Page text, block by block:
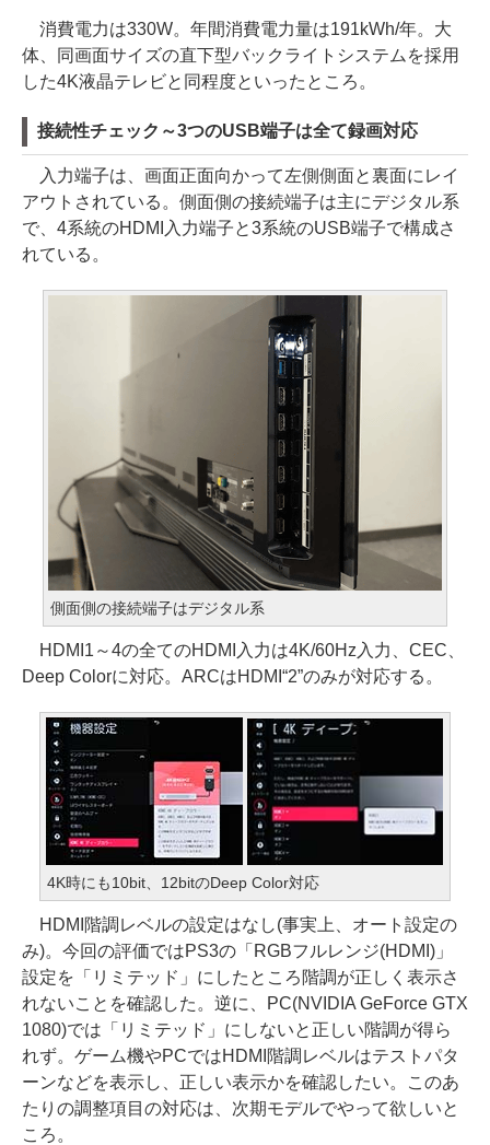
消費電力は330W。年間消費電力量は191kWh/年。大
体、同画面サイズの直下型バックライトシステムを採用
した4K液晶テレビと同程度といったところ。
接続性チェック～3つのUSB端子は全て録画対応
入力端子は、画面正面向かって左側側面と裏面にレイ
アウトされている。側面側の接続端子は主にデジタル系
で、4系統のHDMI入力端子と3系統のUSB端子で構成さ
れている。
側面側の接続端子はデジタル系
HDMI1～4の全てのHDMI入力は4K/60Hz入力、CEC、
Deep Colorに対応。ARCはHDMI“2”のみが対応する。
4K時にも10bit、12bitのDeep Color対応
HDMI階調レベルの設定はなし(事実上、オート設定の
み)。今回の評価ではPS3の「RGBフルレンジ(HDMI)」
設定を「リミテッド」にしたところ階調が正しく表示さ
れないことを確認した。逆に、PC(NVIDIA GeForce GTX
1080)では「リミテッド」にしないと正しい階調が得ら
れず。ゲーム機やPCではHDMI階調レベルはテストパタ
ーンなどを表示し、正しい表示かを確認したい。このあ
たりの調整項目の対応は、次期モデルでやって欲しいと
ころ。